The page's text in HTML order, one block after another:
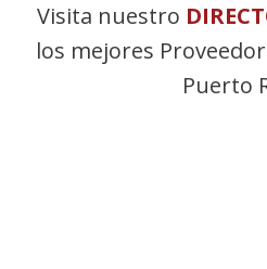
Visita nuestro
los mejores
Puerto